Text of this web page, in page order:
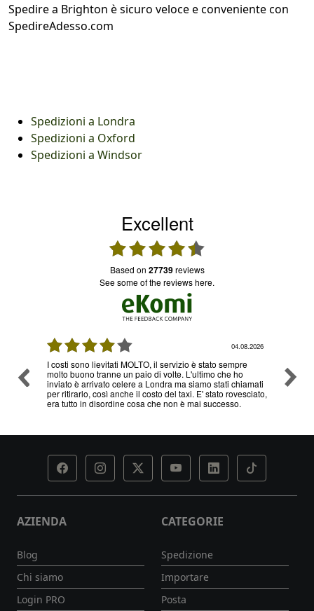
Spedire a Brighton è sicuro veloce e conveniente con
SpedireAdesso.com
Spedizioni a Londra
Spedizioni a Oxford
Spedizioni a Windsor
Excellent
based on 27739reviews
see some of the reviews here.
03.08.2026
Ottimo servizio e prezzi, ritiro e consegna senza nessun
problema , sono già diverse volte che utilizzo il loro
servizio
AZIENDA
Blog
Chi siamo
Login PRO
CATEGORIE
Spedizione
Importare
Posta